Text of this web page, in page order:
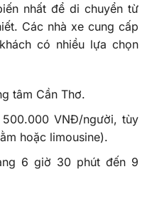
nhất để di chuyển từ
Các nhà xe cung cấp
có nhiều lựa chọn
tâm Cần Thơ.
VNĐ/người, tùy
hoặc limousine).
6 giờ 30 phút đến 9